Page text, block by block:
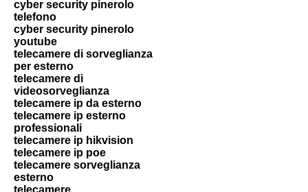
cyber security pinerolo
telefono
cyber security pinerolo
youtube
telecamere di sorveglianza
per esterno
telecamere di
videosorveglianza
telecamere ip da esterno
telecamere ip esterno
professionali
telecamere ip hikvision
telecamere ip poe
telecamere sorveglianza
esterno
telecamere